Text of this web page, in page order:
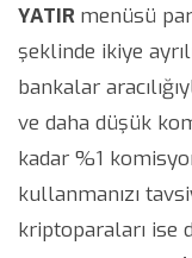
YATIR menüsü
şeklinde ikiye
bankalar
ve daha düşük
kadar %1
kullanmanızı
kriptoparaları ise